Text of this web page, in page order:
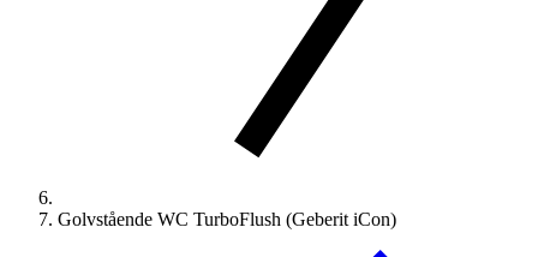
Golvstående WC TurboFlush (Geberit iCon)